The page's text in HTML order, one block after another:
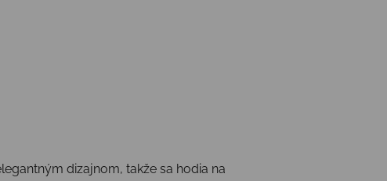
dizajnom, takže sa hodia na